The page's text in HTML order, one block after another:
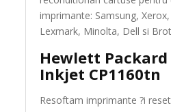
imprimante: Samsung,
Lexmark, Minolta, Dell si
Hewlett Packard
Inkjet CP1160tn
Resoftam imprimante ?i